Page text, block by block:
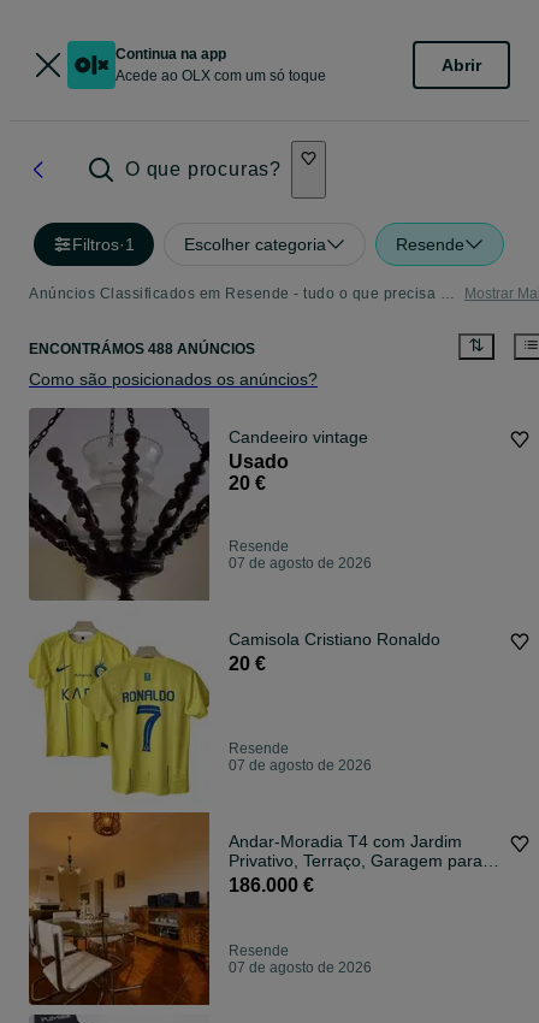
Continua na app
Acede ao OLX com um só toque
Abrir
O que procuras?
Filtros·1 Escolher categoria Resende
Anúncios Classificados em Resende - tudo o que precisa - Página 2 Mostrar
ENCONTRÁMOS 488 ANÚNCIOS
Como são posicionados os anúncios?
Candeeiro vintage
Usado
20 €
Resende
07 de agosto de 2026
Camisola Cristiano Ronaldo
20 €
Resende
07 de agosto de 2026
Andar-Moradia T4 com Jardim
Privativo, Terraço, Garagem para 2
Viatura
186.000 €
Resende
07 de agosto de 2026